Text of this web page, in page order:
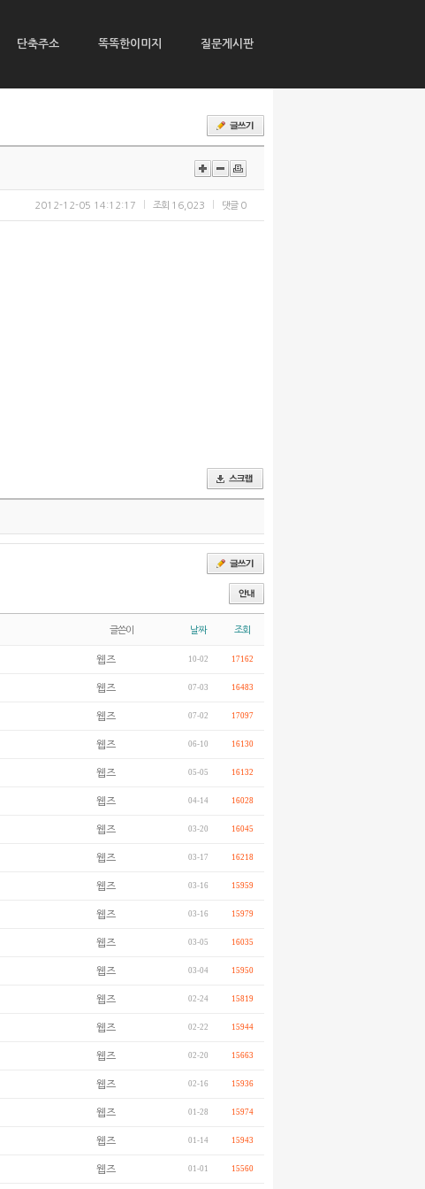
단축주소 똑똑한이미지 질문게시판
2012-12-05 14:12:17 조회 16,023 댓글 0
글쓴이 날짜 조회
웹즈 10-02 17162
웹즈 07-03 16483
웹즈 07-02 17097
웹즈 06-10 16130
웹즈 05-05 16132
웹즈 04-14 16028
웹즈 03-20 16045
웹즈 03-17 16218
웹즈 03-16 15959
웹즈 03-16 15979
웹즈 03-05 16035
웹즈 03-04 15950
웹즈 02-24 15819
웹즈 02-22 15944
웹즈 02-20 15663
웹즈 02-16 15936
웹즈 01-28 15974
웹즈 01-14 15943
웹즈 01-01 15560